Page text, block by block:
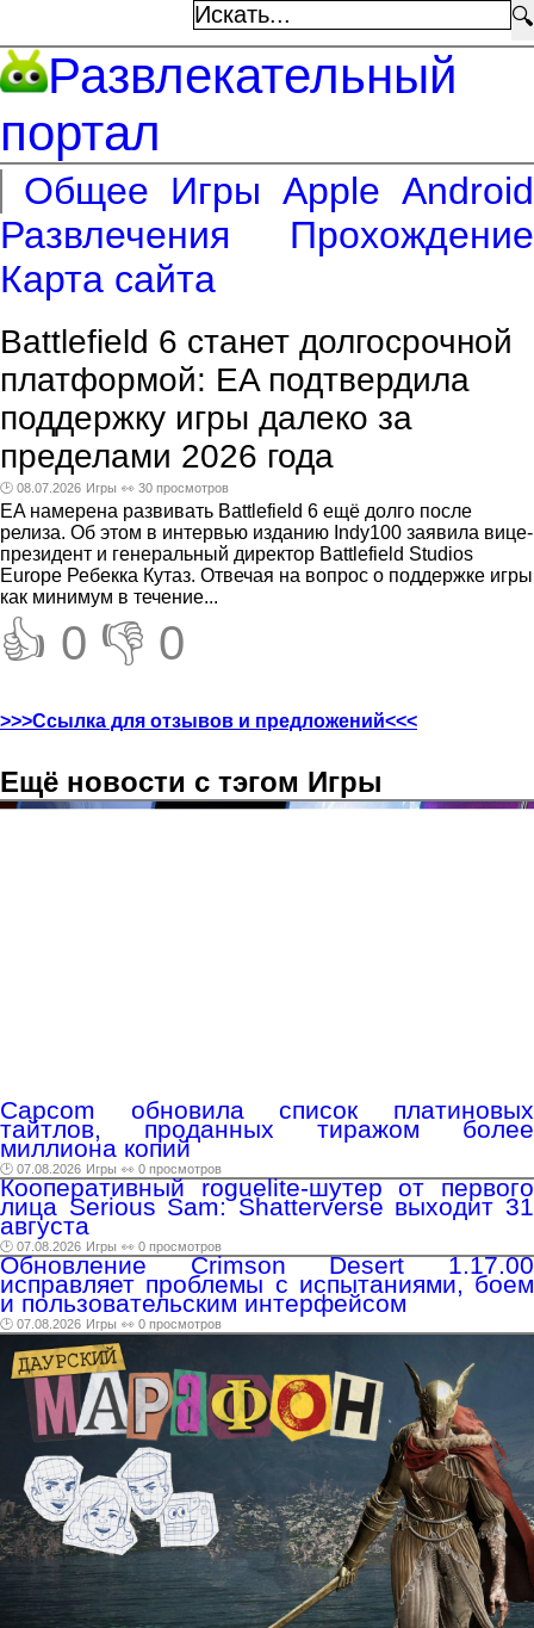
🔍
Развлекательный
портал
Общее Игры Apple Android
Развлечения
Прохождение
Карта сайта
Battlefield 6 станет долгосрочной
платформой: EA подтвердила
поддержку игры далеко за
пределами 2026 года
🕑 08.07.2026 Игры 👀 30 просмотров
EA намерена развивать Battlefield 6 ещё долго после
релиза. Об этом в интервью изданию Indy100 заявила вице-
президент и генеральный директор Battlefield Studios
Europe Ребекка Кутаз. Отвечая на вопрос о поддержке игры
как минимум в течение...
👍 0 👎 0
>>>Ссылка для отзывов и предложений<<<
Ещё новости с тэгом Игры
Capcom обновила список платиновых
тайтлов, проданных тиражом более
миллиона копий
🕑 07.08.2026 Игры 👀 0 просмотров
Кооперативный roguelite-шутер от первого
лица Serious Sam: Shatterverse выходит 31
августа
🕑 07.08.2026 Игры 👀 0 просмотров
Обновление Crimson Desert 1.17.00
исправляет проблемы с испытаниями, боем
и пользовательским интерфейсом
🕑 07.08.2026 Игры 👀 0 просмотров